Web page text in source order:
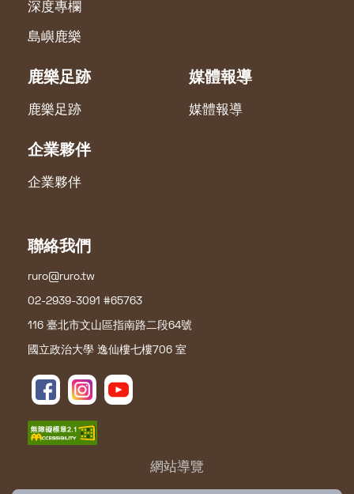
深度專欄
島嶼鹿樂
鹿樂足跡
鹿樂足跡
媒體報導
媒體報導
企業夥伴
企業夥伴
聯絡我們
ruro@ruro.tw
02-2939-3091 #65763
116 臺北市文山區指南路二段64號
國立政治大學 逸仙樓七樓706 室
網站導覽